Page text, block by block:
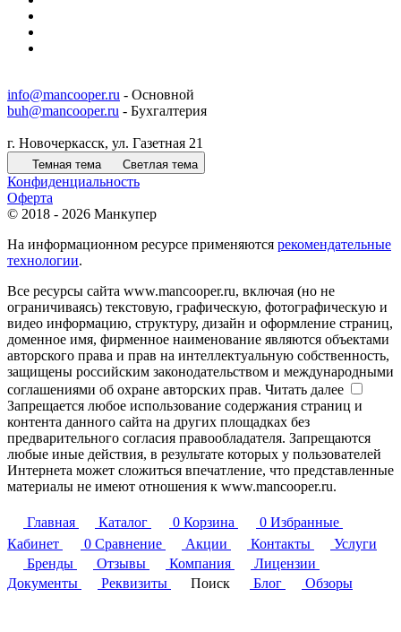
info@mancooper.ru - Основной
buh@mancooper.ru - Бухгалтерия
г. Новочеркасск, ул. Газетная 21
Темная тема Светлая тема
Конфиденциальность
Оферта
© 2018 - 2026 Манкупер
На информационном ресурсе применяются рекомендательные
технологии.
Все ресурсы сайта www.mancooper.ru, включая (но не
ограничиваясь) текстовую, графическую, фотографическую и
видео информацию, структуру, дизайн и оформление страниц,
доменное имя, фирменное наименование являются объектами
авторского права и прав на интеллектуальную собственность,
защищены российским законодательством и международными
соглашениями об охране авторских прав. Читать далее
Запрещается любое использование содержания страниц и
контента данного сайта на других площадках без
предварительного согласия правообладателя. Запрещаются
любые иные действия, в результате которых у пользователей
Интернета может сложиться впечатление, что представленные
материалы не имеют отношения к www.mancooper.ru.
Главная Каталог 0 Корзина 0 Избранные
Кабинет
0 Сравнение Акции Контакты
Услуги
Бренды
Отзывы Компания
Лицензии
Документы
Реквизиты Поиск Блог Обзоры